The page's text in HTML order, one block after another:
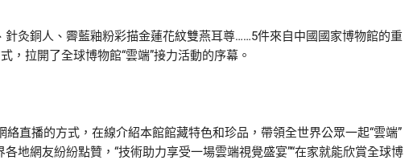
銅人、霽藍釉粉彩描金蓮花紋雙燕耳尊……5件來自中國國家博物館的重
，拉開了全球博物館“雲端”接力活動的序幕。
播的方式，在線介紹本館館藏特色和珍品，帶領全世界公眾一起“雲端”
地網友紛紛點贊，“技術助力享受一場雲端視覺盛宴”“在家就能欣賞全球博